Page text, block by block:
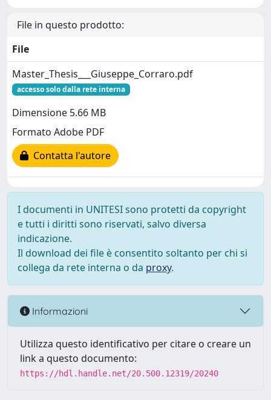
File in questo prodotto:
File
Master_Thesis___Giuseppe_Corraro.pdf
accesso solo dalla rete interna
Dimensione 5.66 MB
Formato Adobe PDF
Contatta l'autore
I documenti in UNITESI sono protetti da copyright
e tutti i diritti sono riservati, salvo diversa
indicazione.
Il download dei file è consentito soltanto per chi si
collega da rete interna o da proxy.
Informazioni
Utilizza questo identificativo per citare o creare un
link a questo documento:
https://hdl.handle.net/20.500.12319/20240